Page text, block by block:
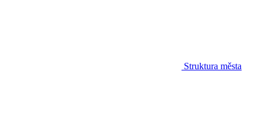
Struktura města